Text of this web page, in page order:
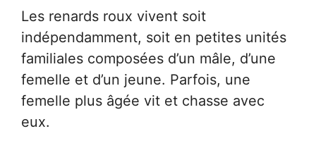
Les renards roux vivent soit
indépendamment, soit en petites unités
familiales composées d’un mâle, d’une
femelle et d’un jeune. Parfois, une
femelle plus âgée vit et chasse avec
eux.